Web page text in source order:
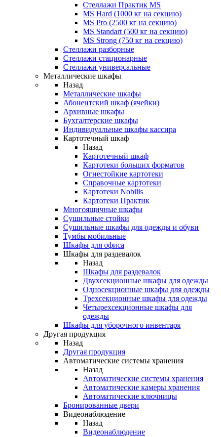
Стеллажи Практик MS
MS Hard (1000 кг на секцию)
MS Pro (2500 кг на секцию)
MS Standart (500 кг на секцию)
MS Strong (750 кг на секцию)
Стеллажи разборные
Стеллажи стационарные
Стеллажи универсальные
Металлические шкафы
Назад
Металлические шкафы
Абонентский шкаф (ячейки)
Архивные шкафы
Бухгалтерские шкафы
Индивидуальные шкафы кассира
Картотечный шкаф
Назад
Картотечный шкаф
Картотеки больших форматов
Огнестойкие картотеки
Справочные картотеки
Картотеки Nobilis
Картотеки Практик
Многоящичные шкафы
Сушильные стойки
Сушильные шкафы для одежды и обуви
Тумбы мобильные
Шкафы для офиса
Шкафы для раздевалок
Назад
Шкафы для раздевалок
Двухсекционные шкафы для одежды
Односекционные шкафы для одежды
Трехсекционные шкафы для одежды
Четырехсекционные шкафы для
одежды
Шкафы для уборочного инвентаря
Другая продукция
Назад
Другая продукция
Автоматические системы хранения
Назад
Автоматические системы хранения
Автоматические камеры хранения
Автоматические ключницы
Бронированные двери
Видеонаблюдение
Назад
Видеонаблюдение